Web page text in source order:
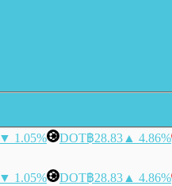
▼ 1.05% DOT฿28.83 ▲ 4.86%
▼ 1.05% DOT฿28.83 ▲ 4.86%